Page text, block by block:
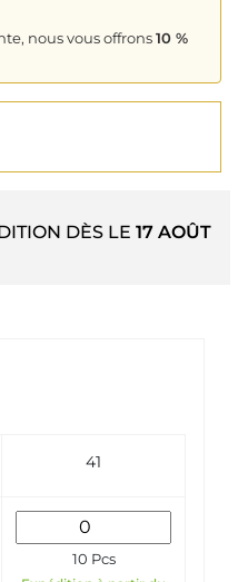
nous vous offrons10 %
DÈS LE 17 AOÛT
41
10 Pcs